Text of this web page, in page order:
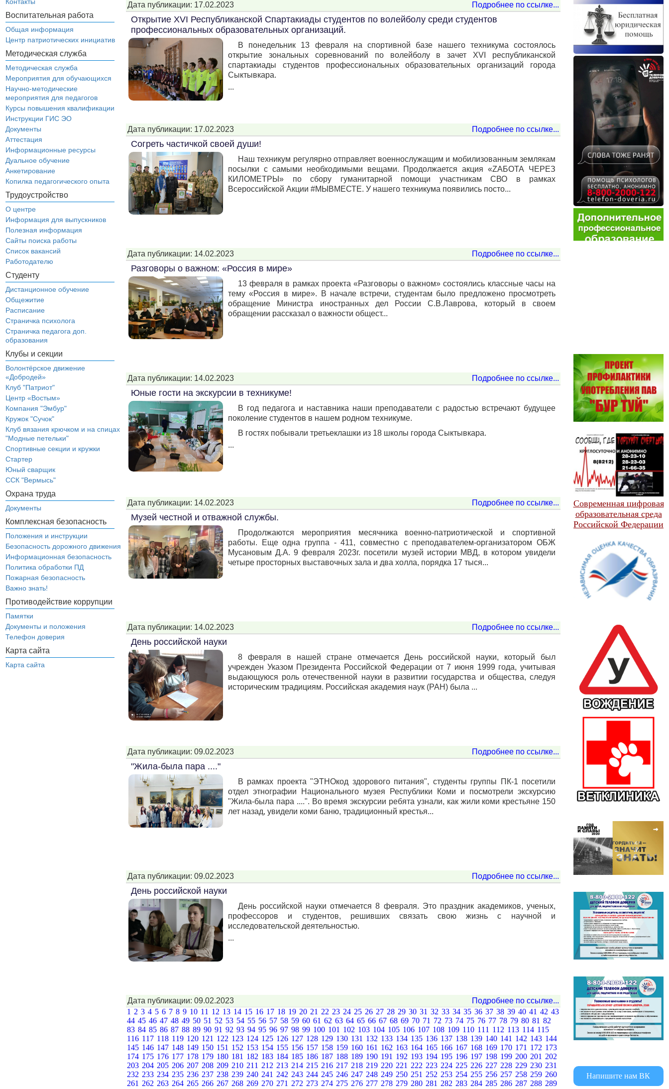
Воспитательная работа
Общая информация
Центр патриотических инициатив
Методическая служба
Методическая служба
Мероприятия для обучающихся
Научно-методические
мероприятия для педагогов
Курсы повышения квалификации
Инструкции ГИС ЭО
Документы
Аттестация
Информационные ресурсы
Дуальное обучение
Анкетирование
Копилка педагогического опыта
Трудоустройство
О центре
Информация для выпускников
Полезная информация
Сайты поиска работы
Список вакансий
Работодателю
Студенту
Дистанционное обучение
Общежитие
Расписание
Страничка психолога
Страничка педагога доп.
образования
Клубы и секции
Волонтёрское движение
«Добродей»
Клуб "Патриот"
Центр «Востым»
Компания "Эмбур"
Кружок "Сучок"
Клуб вязания крючком и на спицах
"Модные петельки"
Спортивные секции и кружки
Стартер
Юный сварщик
ССК "Вермысь"
Охрана труда
Документы
Комплексная безопасность
Положения и инструкции
Безопасность дорожного движения
Информационная безопасность
Политика обработки ПД
Пожарная безопасность
Важно знать!
Противодействие коррупции
Памятки
Документы и положения
Телефон доверия
Карта сайта
Карта сайта
Дата публикации: 17.02.2023 Подробнее по ссылке...
Открытие XVI Республиканской Спартакиады студентов по волейболу среди студентов
профессиональных образовательных организаций.
В понедельник 13 февраля на спортивной базе нашего техникума состоялось
открытие зональных соревнований по волейболу в зачет XVI республиканской
спартакиады студентов профессиональных образовательных организаций города
Сыктывкара.
...
Дата публикации: 17.02.2023 Подробнее по ссылке...
Согреть частичкой своей души!
Наш техникум регулярно отправляет военнослужащим и мобилизованным землякам
посылки с самыми необходимыми вещами. Продолжается акция «ZАБОТА ЧЕРЕЗ
КИЛОМЕТРЫ» по сбору гуманитарной помощи участникам СВО в рамках
Всероссийской Акции #МЫВМЕСТЕ. У нашего техникума появились посто...
Дата публикации: 14.02.2023 Подробнее по ссылке...
Разговоры о важном: «Россия в мире»
13 февраля в рамках проекта «Разговоры о важном» состоялись классные часы на
тему «Россия в мире». В начале встречи, студентам было предложено просмотреть
обращение Министра иностранных дел России С.В.Лаврова, который в своем
обращении рассказал о важности общест...
Дата публикации: 14.02.2023 Подробнее по ссылке...
Юные гости на экскурсии в техникуме!
В год педагога и наставника наши преподаватели с радостью встречают будущее
поколение студентов в нашем родном техникуме.
В гостях побывали третьеклашки из 18 школы города Сыктывкара.
...
Дата публикации: 14.02.2023 Подробнее по ссылке...
Музей честной и отважной службы.
Продолжаются мероприятия месячника военно-патриотической и спортивной
работы. Еще одна группа - 411, совместно с преподавателем-организатором ОБЖ
Мусановым Д.А. 9 февраля 2023г. посетили музей истории МВД, в котором увидели
четыре просторных выставочных зала и два холла, порядка 17 тыся...
Дата публикации: 14.02.2023 Подробнее по ссылке...
День российской науки
8 февраля в нашей стране отмечается День российской науки, который был
учрежден Указом Президента Российской Федерации от 7 июня 1999 года, учитывая
выдающуюся роль отечественной науки в развитии государства и общества, следуя
историческим традициям. Российская академия наук (РАН) была ...
Дата публикации: 09.02.2023 Подробнее по ссылке...
"Жила-была пара ...."
В рамках проекта "ЭТНОкод здорового питания", студенты группы ПК-1 посетили
отдел этнографии Национального музея Республики Коми и посмотрели экскурсию
"Жила-была пара ....". Во время экскурсии ребята узнали, как жили коми крестьяне 150
лет назад, увидели коми баню, традиционный крестья...
Дата публикации: 09.02.2023 Подробнее по ссылке...
День российской науки
День российской науки отмечается 8 февраля. Это праздник академиков, ученых,
профессоров и студентов, решивших связать свою жизнь с научной и
исследовательской деятельностью.
...
Дата публикации: 09.02.2023
Подробнее по ссылке...
1 2 3 4 5 6 7 8 9 10 11 12 13 14 15 16 17 18 19 20 21 22 23 24 25 26 27 28 29 30 31 32 33 34 35 36 37 38 39 40 41 42 43
44 45 46 47 48 49 50 51 52 53 54 55 56 57 58 59 60 61 62 63 64 65 66 67 68 69 70 71 72 73 74 75 76 77 78 79 80 81 82
83 84 85 86 87 88 89 90 91 92 93 94 95 96 97 98 99 100 101 102 103 104 105 106 107 108 109 110 111 112 113 114 115
116 117 118 119 120 121 122 123 124 125 126 127 128 129 130 131 132 133 134 135 136 137 138 139 140 141 142 143 144
145 146 147 148 149 150 151 152 153 154 155 156 157 158 159 160 161 162 163 164 165 166 167 168 169 170 171 172 173
174 175 176 177 178 179 180 181 182 183 184 185 186 187 188 189 190 191 192 193 194 195 196 197 198 199 200 201 202
203 204 205 206 207 208 209 210 211 212 213 214 215 216 217 218 219 220 221 222 223 224 225 226 227 228 229 230 231
232 233 234 235 236 237 238 239 240 241 242 243 244 245 246 247 248 249 250 251 252 253 254 255 256 257 258 259 260
261 262 263 264 265 266 267 268 269 270 271 272 273 274 275 276 277 278 279 280 281 282 283 284 285 286 287 288 289
Современная цифровая
образовательная среда
Российской Федерации
Напишите нам ВК